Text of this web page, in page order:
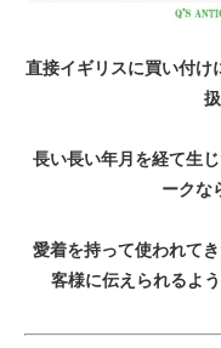
直接イギリスに買い付け
長い長い年月を経て生
ークな
愛着を持って使われて
客様に伝えられるよ